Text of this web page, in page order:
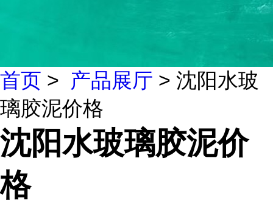
首页 > 产品展厅 > 沈阳水玻
璃胶泥价格
沈阳水玻璃胶泥价
格